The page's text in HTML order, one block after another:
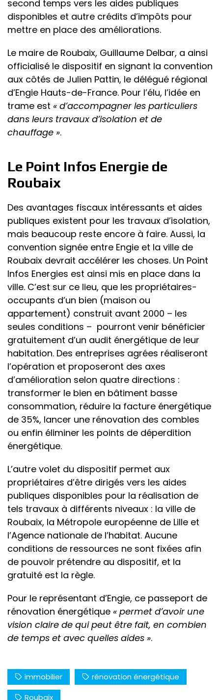
second temps vers les aides publiques
disponibles et autre crédits d’impôts pour
mettre en place des améliorations.
Le maire de Roubaix, Guillaume Delbar, a ainsi
officialisé le dispositif en signant la convention
aux côtés de Julien Pattin, le délégué régional
d’Engie Hauts-de-France. Pour l’élu, l’idée en
trame est « d’accompagner les particuliers
dans leurs travaux d’isolation et de
chauffage ».
Le Point Infos Energie de
Roubaix
Des avantages fiscaux intéressants et aides
publiques existent pour les travaux d’isolation,
mais beaucoup reste encore à faire. Aussi, la
convention signée entre Engie et la ville de
Roubaix devrait accélérer les choses. Un Point
Infos Energies est ainsi mis en place dans la
ville. C’est sur ce lieu, que les propriétaires-
occupants d’un bien (maison ou
appartement) construit avant 2000 – les
seules conditions – pourront venir bénéficier
gratuitement d’un audit énergétique de leur
habitation. Des entreprises agrées réaliseront
l’opération et proposeront des axes
d’amélioration selon quatre directions :
transformer le bien en bâtiment basse
consommation, réduire la facture énergétique
de 35%, lancer une rénovation des combles
ou enfin éliminer les points de déperdition
énergétique.
L’autre volet du dispositif permet aux
propriétaires d’être dirigés vers les aides
publiques disponibles pour la réalisation de
tels travaux à différents niveaux : la ville de
Roubaix, la Métropole européenne de Lille et
l’Agence nationale de l’habitat. Aucune
conditions de ressources ne sont fixées afin
de pouvoir prétendre au dispositif, et la
gratuité est la règle.
Pour le représentant d’Engie, ce passeport de
rénovation énergétique « permet d’avoir une
vision claire de qui peut être fait, en combien
de temps et avec quelles aides ».
immobilier
rénovation énergétique
Roubaix